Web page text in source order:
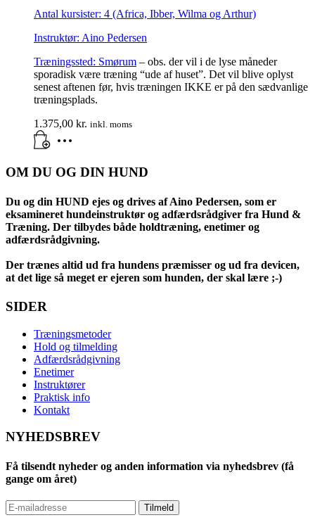
Antal kursister: 4 (Africa, Ibber, Wilma og Arthur)
Instruktør: Aino Pedersen
Træningssted: Smørum – obs. der vil i de lyse måneder
sporadisk være træning “ude af huset”. Det vil blive oplyst
senest aftenen før, hvis træningen IKKE er på den sædvanlige
træningsplads.
1.375,00 kr. inkl. moms
OM DU OG DIN HUND
Du og din HUND ejes og drives af Aino Pedersen, som er
eksamineret hundeinstruktør og adfærdsrådgiver fra Hund &
Træning. Der tilbydes både holdtræning, enetimer og
adfærdsrådgivning.
Der trænes altid ud fra hundens præmisser og ud fra devicen,
at det lige så meget er ejeren som hunden, der skal lære ;-)
SIDER
Træningsmetoder
Hold og tilmelding
Adfærdsrådgivning
Enetimer
Instruktører
Praktisk info
Kontakt
NYHEDSBREV
Få tilsendt nyheder og anden information via nyhedsbrev (få
gange om året)
Tilmeld